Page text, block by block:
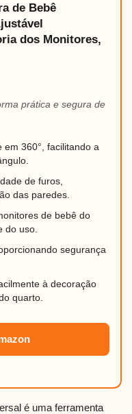
de Bebê
dos Monitores,
prática e segura de
em 360°, facilitando a
de furos,
das paredes.
de bebê do
do uso.
segurança
à decoração
quarto.
é uma ferramenta